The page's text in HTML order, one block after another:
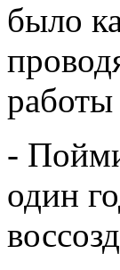
было
-
один